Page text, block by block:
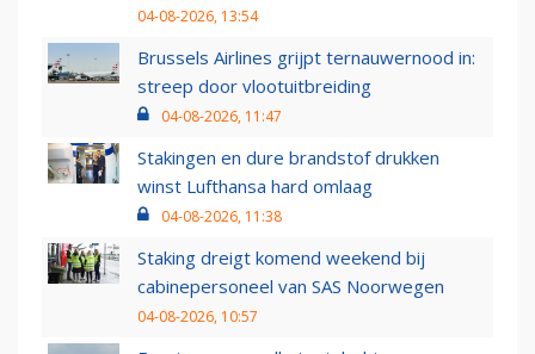
04-08-2026, 13:54
Brussels Airlines grijpt ternauwernood in:
streep door vlootuitbreiding
04-08-2026, 11:47
Stakingen en dure brandstof drukken
winst Lufthansa hard omlaag
04-08-2026, 11:38
Staking dreigt komend weekend bij
cabinepersoneel van SAS Noorwegen
04-08-2026, 10:57